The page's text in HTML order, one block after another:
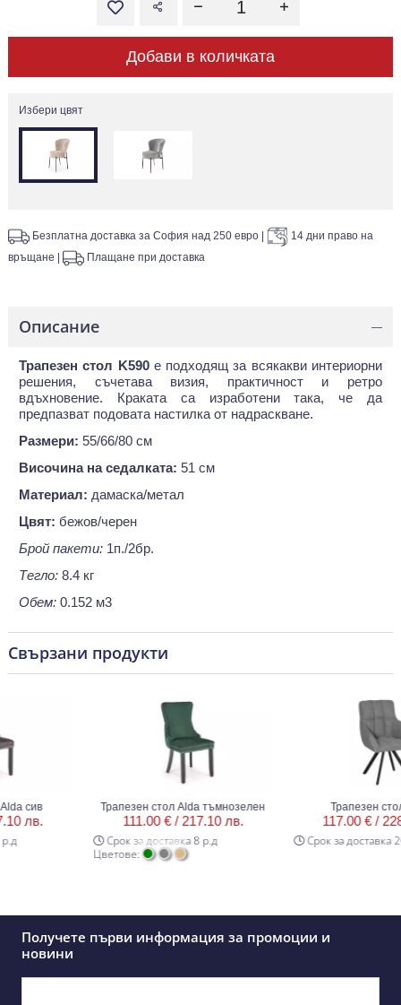
Добави в количката
Избери цвят
Безплатна доставка за София над 250 евро
14 дни право на
връщане
Плащане при доставка
Описание —
Трапезен стол K590е подходящ за всякакви интериорни
решения, съчетава визия, практичност и ретро
вдъхновение. Краката са изработени така, че да
предпазват подовата настилка от надраскване.
Размери: 55/66/80 см
Височина на седалката: 51 см
Материал: дамаска/метал
Цвят: бежов/черен
Брой пакети: 1п./2бр.
Тегло: 8.4 кг
Обем: 0.152 м3
Свързани продукти
сив
лв.
Трапезен стол Alda тъмнозелен
111.00 € /217.10 лв.
Срок за доставка 8 р.д
Цветове:
Трапезен стол
117.00 € /
Срок за доставка 20
Получете първи информация за промоции и
новини